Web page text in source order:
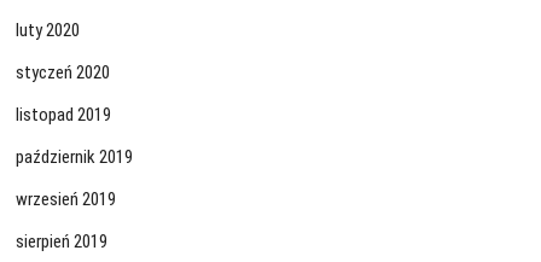
luty 2020
styczeń 2020
listopad 2019
październik 2019
wrzesień 2019
sierpień 2019